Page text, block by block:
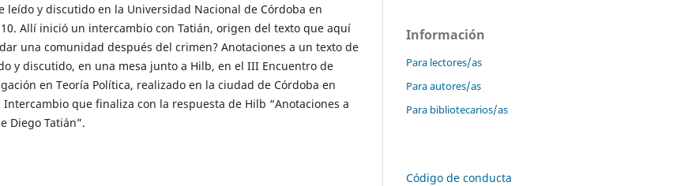
leído y discutido en la Universidad Nacional de Córdoba en
Allí inició un intercambio con Tatián, origen del texto que aquí
una comunidad después del crimen? Anotaciones a un texto de
y discutido, en una mesa junto a Hilb, en el III Encuentro de
en Teoría Política, realizado en la ciudad de Córdoba en
que finaliza con la respuesta de Hilb “Anotaciones a
Diego Tatián”.
Información
Para lectores/as
Para autores/as
Para bibliotecarios/as
Código de conducta